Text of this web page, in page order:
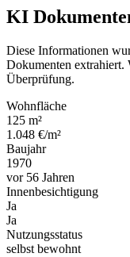
KI
Diese Informationen
Dokumenten extrahiert.
Überprüfung.
Wohnfläche
125 m²
1.048 €/m²
Baujahr
1970
vor 56 Jahren
Innenbesichtigung
Ja
Ja
Nutzungsstatus
selbst bewohnt